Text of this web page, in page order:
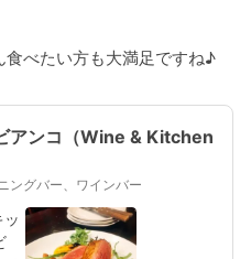
食べたい方も大満足ですね♪
アンコ（Wine & Kitchen
ングバー、ワインバー